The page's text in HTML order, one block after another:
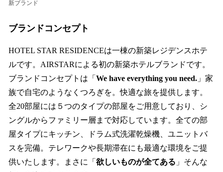
新ブランド
ブランドコンセプト
HOTEL STAR RESIDENCEは一棟の新築レジデンスホテ
ルです。AIRSTARによる初の新築ホテルブランドです。
ブランドコンセプトは「 We have everything you need. 」家
族で自宅のようなくつろぎを。快適な旅を提供します。
全20部屋には５つのタイプの部屋をご用意しており、シ
ングルからファミリー層まで対応しています。全ての部
屋タイプにキッチン、ドラム式洗濯乾燥機、ユニットバ
スを完備。テレワークや長期滞在にも最適な環境をご提
供いたします。まさに「 欲しいものが全てある 」そんな